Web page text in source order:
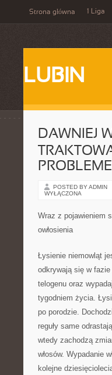
Strona główna 1 Liga
LUBIN
DAWNIEJ
POSTED BY ADMIN
WYŁĄCZONA
Wraz z pojawieniem
owłosienia
Łysienie niemowląt
odkrywają się w
telogenu oraz
tygodniem życia.
po porodzie.
reguły same
wtedy zachodzą
włosów. Wypadanie
kolejne